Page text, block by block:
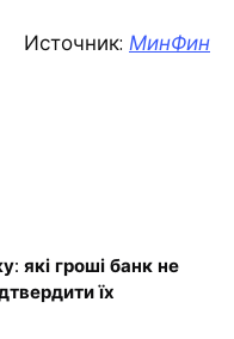
Источник: МинФин
які гроші банк не
їх